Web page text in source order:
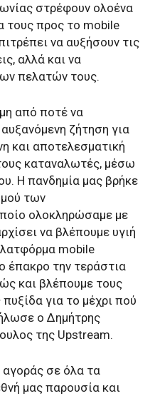
στρέφουν ολοένα
τους προς το mobile
να αυξήσουν τις
αλλά και να
πελατών τους.
από ποτέ να
ζήτηση για
και αποτελεσματική
καταναλωτές, μέσω
Η πανδημία μας βρήκε
των
ολοκληρώσαμε με
να βλέπουμε υγιή
mobile
έπακρο την τεράστια
και βλέπουμε τους
για το μέχρι πού
ο Δημήτρης
της Upstream.
αγοράς σε όλα τα
μας παρουσία και